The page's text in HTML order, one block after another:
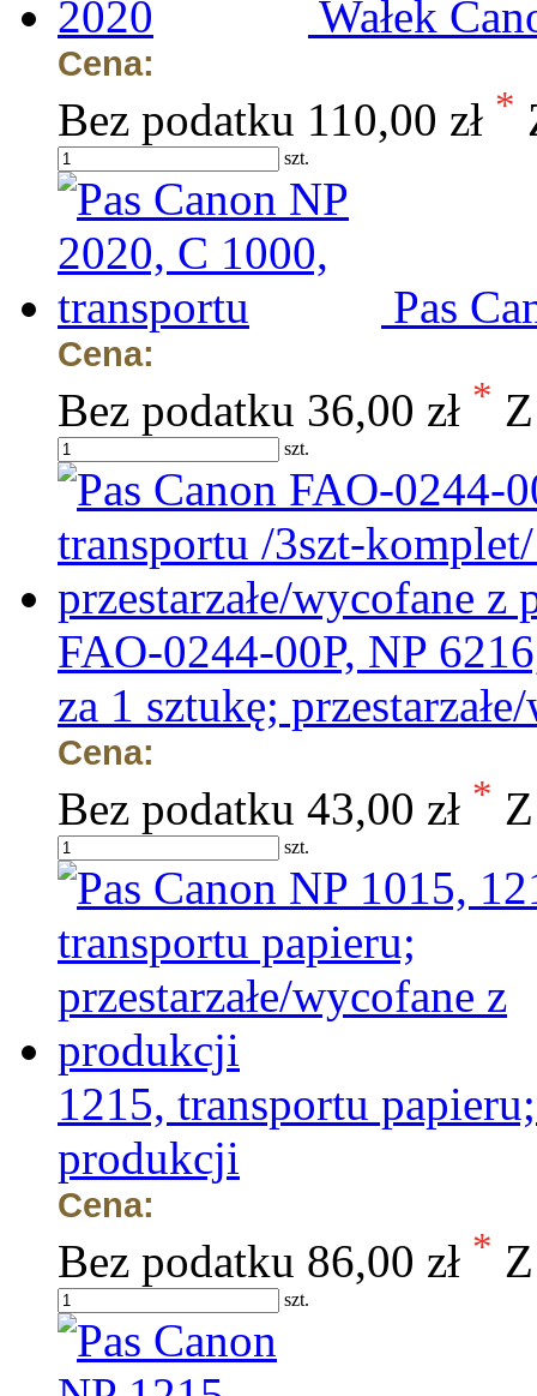
Wałek
Cena:
Bez podatku 110,00 zł *
szt.
Pas
Cena:
Bez podatku 36,00 zł *
szt.
FAO-0244-00P, NP
za 1 sztukę;
Cena:
Bez podatku 43,00 zł *
szt.
1215, transportu
produkcji
Cena:
Bez podatku 86,00 zł *
szt.